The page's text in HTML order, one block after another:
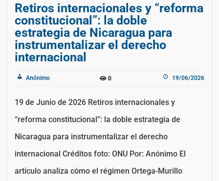
Retiros internacionales y “reforma
constitucional”: la doble
estrategia de Nicaragua para
instrumentalizar el derecho
internacional
Anónimo 0 19/06/2026
19 de Junio de 2026 Retiros internacionales y
“reforma constitucional”: la doble estrategia de
Nicaragua para instrumentalizar el derecho
internacional Créditos foto: ONU Por: Anónimo El
artículo analiza cómo el régimen Ortega-Murillo